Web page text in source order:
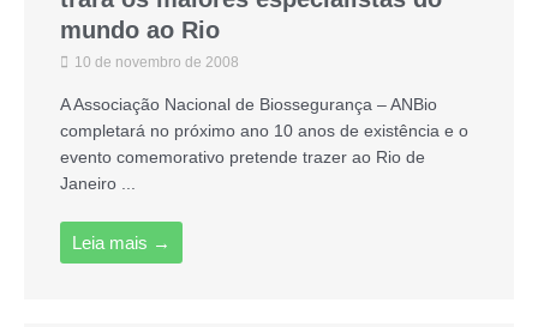
mundo ao Rio
10 de novembro de 2008
A Associação Nacional de Biossegurança – ANBio
completará no próximo ano 10 anos de existência e o
evento comemorativo pretende trazer ao Rio de
Janeiro ...
Leia mais →